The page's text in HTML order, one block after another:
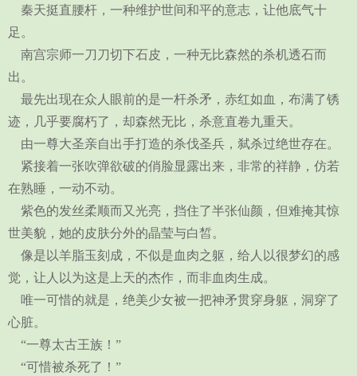
秦天挺直腰杆，一种维护世间和平的意志，让他底气十
足。
南宫宗师一刀刀切下石皮，一种无比森然的杀机透石而
出。
最先出现在众人眼前的是一杆杀矛，赤红如血，布满了锈
迹，几乎要腐朽了，却森然无比，杀意直卷九重天。
由一尊大圣亲自出手打造的杀伐圣兵，弑杀过绝世存在。
紧接着一张吹弹欲破的俏脸显露出来，非常的祥静，仿若
在熟睡，一动不动。
紫色的发丝柔顺而又光亮，挡住了半张仙颜，但难掩其惊
世美貌，她的皮肤分外的晶莹与白皙。
像是以羊脂玉刻成，不似是血肉之躯，给人以很梦幻的感
觉，让人以为这是上天的杰作，而非血肉生成。
唯一可惜的就是，绝美少女被一把神矛贯穿身躯，洞穿了
心脏。
“一尊太古王族！”
“可惜被杀死了！”